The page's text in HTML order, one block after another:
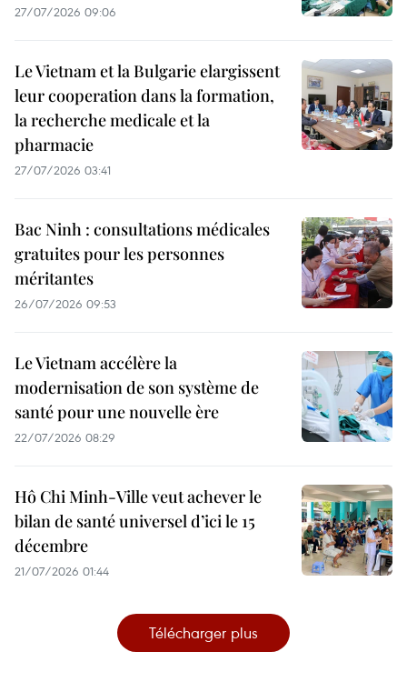
27/07/2026 09:06
Le Vietnam et la Bulgarie elargissent
leur cooperation dans la formation,
la recherche medicale et la
pharmacie
27/07/2026 03:41
Bac Ninh : consultations médicales
gratuites pour les personnes
méritantes
26/07/2026 09:53
Le Vietnam accélère la
modernisation de son système de
santé pour une nouvelle ère
22/07/2026 08:29
Hô Chi Minh-Ville veut achever le
bilan de santé universel d’ici le 15
décembre
21/07/2026 01:44
Télécharger plus